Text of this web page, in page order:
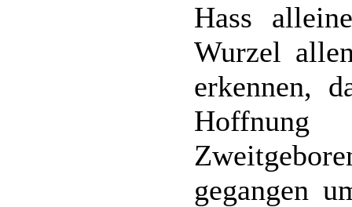
Hass
Wurzel
erkennen,
gegangen